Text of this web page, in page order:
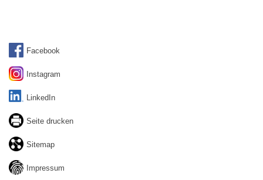
Facebook
Instagram
LinkedIn
Seite drucken
Sitemap
Impressum